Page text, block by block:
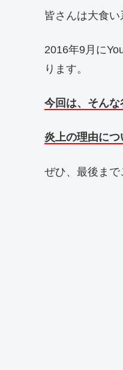
皆さんは大食
2016年9月に
ります。
今回は、そん
炎上の理由につ
ぜひ、最後まで